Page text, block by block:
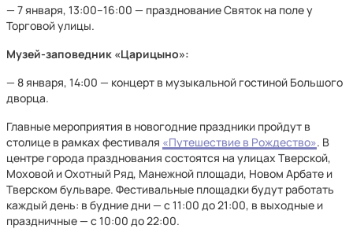
— 7 января, 13:00–16:00 — празднование Святок на поле у
Торговой улицы.
Музей-заповедник «Царицыно»:
— 8 января, 14:00 — концерт в музыкальной гостиной Большого
дворца.
Главные мероприятия в новогодние праздники пройдут в
столице в рамках фестиваля «Путешествие в Рождество». В
центре города празднования состоятся на улицах Тверской,
Моховой и Охотный Ряд, Манежной площади, Новом Арбате и
Тверском бульваре. Фестивальные площадки будут работать
каждый день: в будние дни — с 11:00 до 21:00, в выходные и
праздничные — с 10:00 до 22:00.